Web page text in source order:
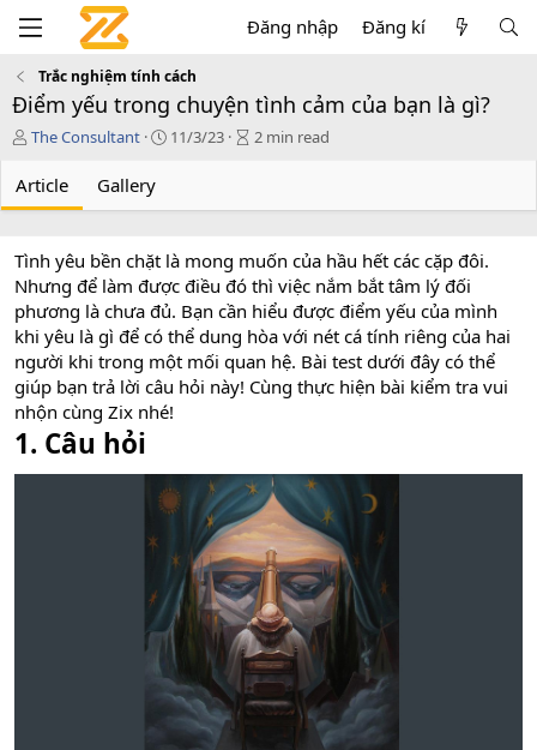
Đăng nhập Đăng kí
Trắc nghiệm tính cách
Điểm yếu trong chuyện tình cảm của bạn là gì?
T
c
The Consultant
P
h
d
a
t
e
11/3/23
A
e
r
e
a
t
i
2 min read
Article Gallery
Tình yêu bền chặt là mong muốn của hầu hết các cặp đôi.
Nhưng để làm được điều đó thì việc nắm bắt tâm lý đối
phương là chưa đủ. Bạn cần hiểu được điểm yếu của mình
khi yêu là gì để có thể dung hòa với nét cá tính riêng của hai
người khi trong một mối quan hệ. Bài test dưới đây có thể
giúp bạn trả lời câu hỏi này! Cùng thực hiện bài kiểm tra vui
nhộn cùng Zix nhé!
1. Câu hỏi